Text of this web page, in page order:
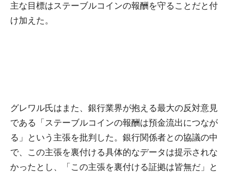
主な目標はステーブルコインの報酬を守ることだと付
け加えた。
グレワル氏はまた、銀行業界が抱える最大の反対意見
である「ステーブルコインの報酬は預金流出につなが
る」という主張を批判した。銀行関係者との協議の中
で、この主張を裏付ける具体的なデータは提示されな
かったとし、「この主張を裏付ける証拠は皆無だ」と